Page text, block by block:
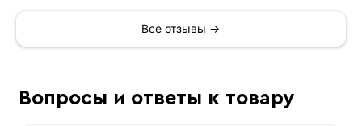
Все отзывы →
Вопросы и ответы к товару